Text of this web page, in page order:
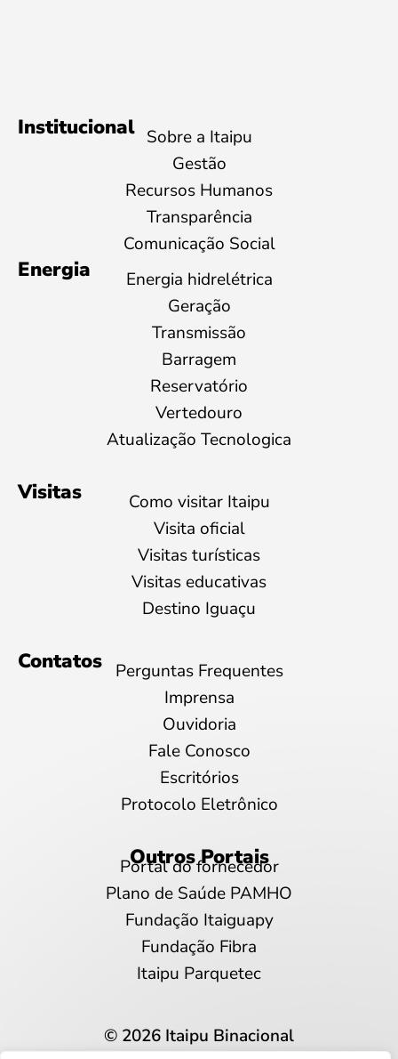
Institucional Sobre a Itaipu
Gestão
Recursos Humanos
Transparência
Comunicação Social
Energia
Energia hidrelétrica
Geração
Transmissão
Barragem
Reservatório
Vertedouro
Atualização Tecnologica
Visitas
Como visitar Itaipu
Visita oficial
Visitas turísticas
Visitas educativas
Destino Iguaçu
Contatos
Perguntas Frequentes
Imprensa
Ouvidoria
Fale Conosco
Escritórios
Protocolo Eletrônico
Outros Portais
Portal do fornecedor
Plano de Saúde PAMHO
Fundação Itaiguapy
Fundação Fibra
Itaipu Parquetec
© 2026 Itaipu Binacional